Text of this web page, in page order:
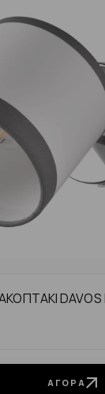
DAVOS
ΑΓΟΡΆ